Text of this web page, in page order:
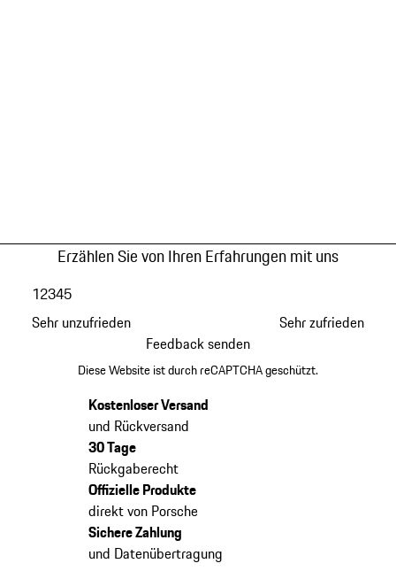
Erzählen Sie von Ihren Erfahrungen mit uns
Sehr unzufrieden
12345
Sehr zufrieden
Feedback senden
Diese Website ist durch reCAPTCHA geschützt.
Kostenloser Versand
und Rückversand
30 Tage
Rückgaberecht
Offizielle Produkte
direkt von Porsche
Sichere Zahlung
und Datenübertragung